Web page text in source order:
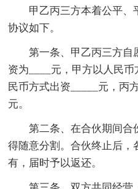
甲乙丙三方本着公平、
协议如下。
第一条、甲乙丙三方自
资为____元，甲方以人民
民币方式出资_____元，丙
元。
第二条、在合伙期间合
得随意分割。合伙终止后
有，届时予以返还。